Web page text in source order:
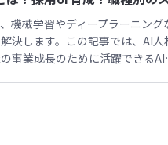
機械学習やディープラーニン
決します。この記事では、AI
事業成長のために活躍できる